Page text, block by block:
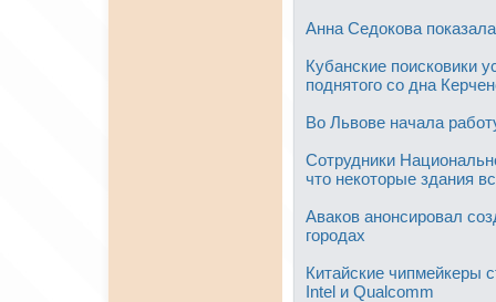
Анна Седокова
Кубанские поисковики
поднятого со дна
Во Львове начала
Сотрудники
что некоторые здания
Аваков анонсировал
городах
Китайские чипмейкеры
Intel и Qualcomm